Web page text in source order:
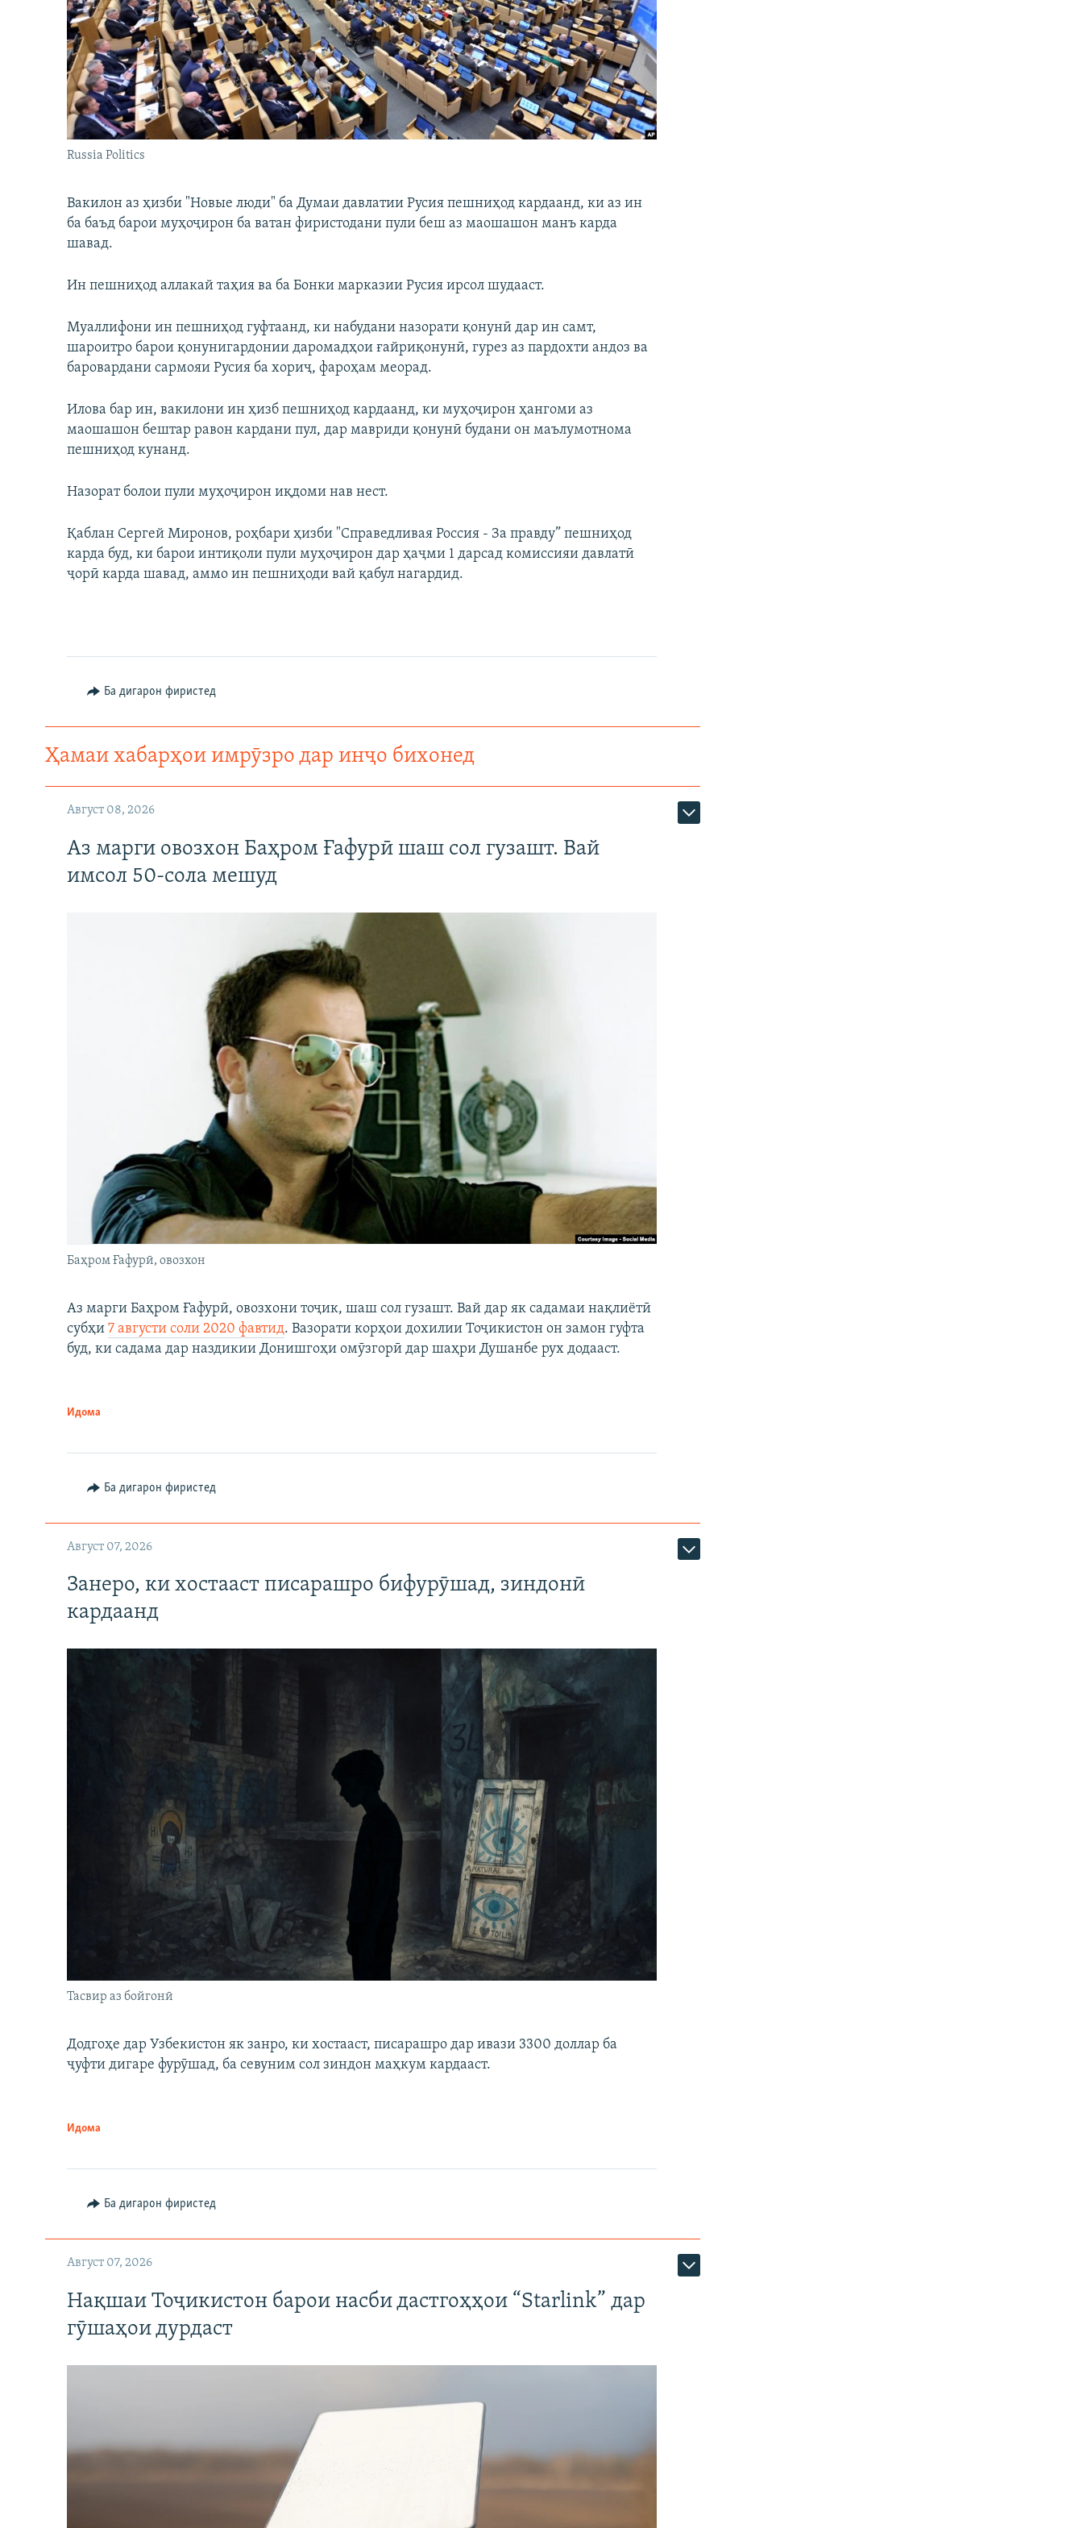
Russia Politics
Вакилон аз ҳизби "Новые люди" ба Думаи давлатии Русия пешниҳод кардаанд, ки аз ин
ба баъд барои муҳоҷирон ба ватан фиристодани пули беш аз маошашон манъ карда
шавад.
Ин пешниҳод аллакай таҳия ва ба Бонки марказии Русия ирсол шудааст.
Муаллифони ин пешниҳод гуфтаанд, ки набудани назорати қонунӣ дар ин самт,
шароитро барои қонунигардонии даромадҳои ғайриқонунӣ, гурез аз пардохти андоз ва
баровардани сармояи Русия ба хориҷ, фароҳам меорад.
Илова бар ин, вакилони ин ҳизб пешниҳод кардаанд, ки муҳоҷирон ҳангоми аз
маошашон бештар равон кардани пул, дар мавриди қонунӣ будани он маълумотнома
пешниҳод кунанд.
Назорат болои пули муҳоҷирон иқдоми нав нест.
Қаблан Сергей Миронов, роҳбари ҳизби "Справедливая Россия - За правду” пешниҳод
карда буд, ки барои интиқоли пули муҳоҷирон дар ҳаҷми 1 дарсад комиссияи давлатӣ
ҷорӣ карда шавад, аммо ин пешниҳоди вай қабул нагардид.
Ба дигарон фиристед
Ҳамаи хабарҳои имрӯзро дар инҷо бихонед
Август 08, 2026
Аз марги овозхон Баҳром Ғафурӣ шаш сол гузашт. Вай
имсол 50-сола мешуд
Баҳром Ғафурӣ, овозхон
Аз марги Баҳром Ғафурӣ, овозхони тоҷик, шаш сол гузашт. Вай дар як садамаи нақлиётӣ
субҳи 7 августи соли 2020 фавтид. Вазорати корҳои дохилии Тоҷикистон он замон гуфта
буд, ки садама дар наздикии Донишгоҳи омӯзгорӣ дар шаҳри Душанбе рух додааст.
Идома
Ба дигарон фиристед
Август 07, 2026
Занеро, ки хостааст писарашро бифурӯшад, зиндонӣ
кардаанд
Тасвир аз бойгонӣ
Додгоҳе дар Узбекистон як занро, ки хостааст, писарашро дар ивази 3300 доллар ба
ҷуфти дигаре фурӯшад, ба севуним сол зиндон маҳкум кардааст.
Идома
Ба дигарон фиристед
Август 07, 2026
Нақшаи Тоҷикистон барои насби дастгоҳҳои “Starlink” дар
гӯшаҳои дурдаст